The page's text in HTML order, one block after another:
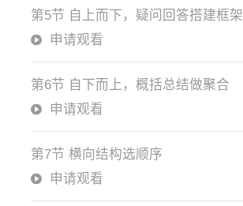
第5节 自上而下，疑问回答搭建框架
申请观看
第6节 自下而上，概括总结做聚合
申请观看
第7节 横向结构选顺序
申请观看